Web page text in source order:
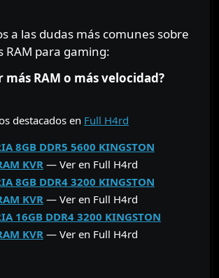
a las dudas más comunes sobre
RAM para gaming:
más RAM o más velocidad?
destacados en Full H4rd
8GB DDR5 5600 KINGSTON
KVR — Ver en Full H4rd
8GB DDR4 3200 KINGSTON
KVR — Ver en Full H4rd
16GB DDR4 3200 KINGSTON
KVR — Ver en Full H4rd